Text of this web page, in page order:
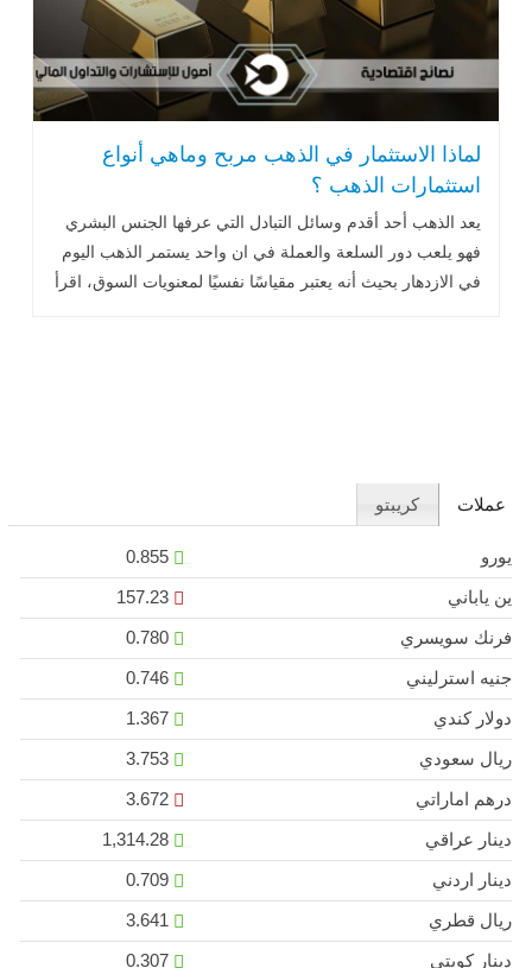
لماذا الاستثمار في الذهب مربح وماهي أنواع
استثمارات الذهب ؟
يعد الذهب أحد أقدم وسائل التبادل التي عرفها الجنس البشري
فهو يلعب دور السلعة والعملة في ان واحد يستمر الذهب اليوم
في الازدهار بحيث أنه يعتبر مقياسًا نفسيًا لمعنويات السوق، اقرأ
عملات كريبتو
يورو
0.855
ين ياباني
157.23
فرنك سويسري
0.780
جنيه استرليني
0.746
دولار كندي
1.367
ريال سعودي
3.753
درهم اماراتي
3.672
دينار عراقي
1,314.28
دينار اردني
0.709
ريال قطري
دينار كويتي
0.307